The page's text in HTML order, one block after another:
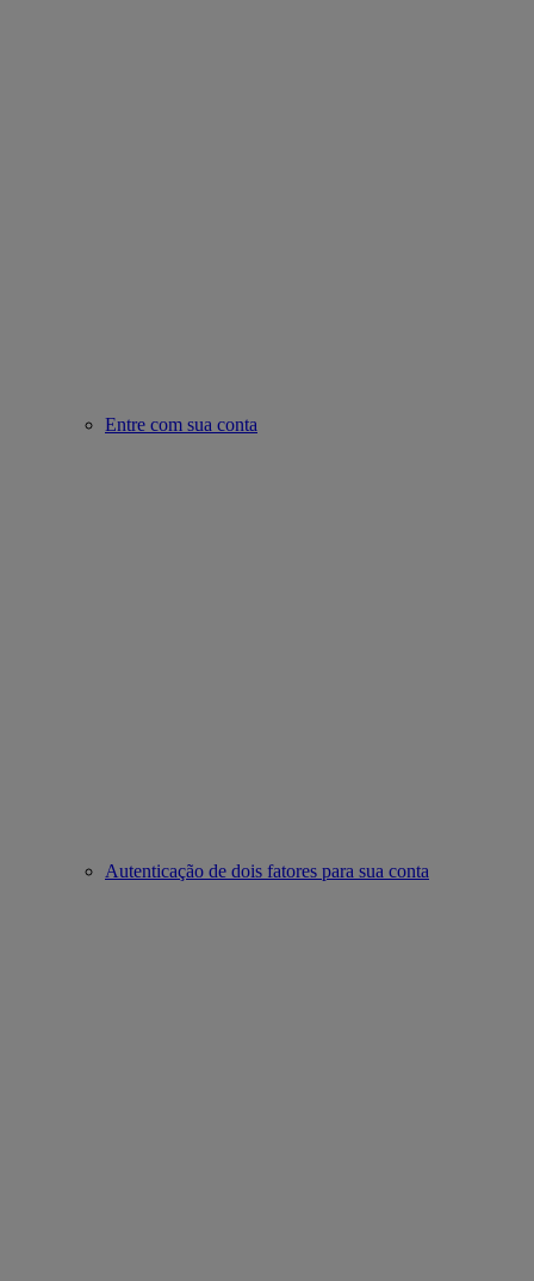
Entre com sua conta
Autenticação de dois fatores para sua conta